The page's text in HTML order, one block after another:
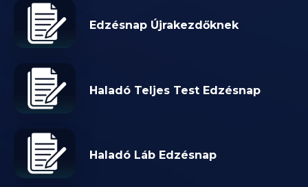
Edzésnap Újrakezdőknek
Haladó Teljes Test Edzésnap
Haladó Láb Edzésnap